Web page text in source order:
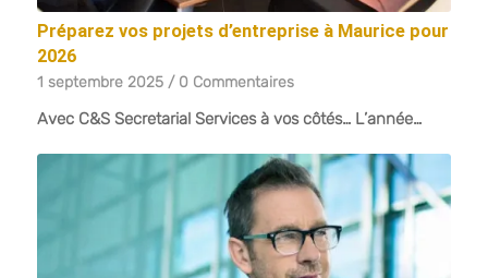
Préparez vos projets d’entreprise à Maurice pour
2026
1 septembre 2025 / 0 Commentaires
Avec C&S Secretarial Services à vos côtés… L’année…